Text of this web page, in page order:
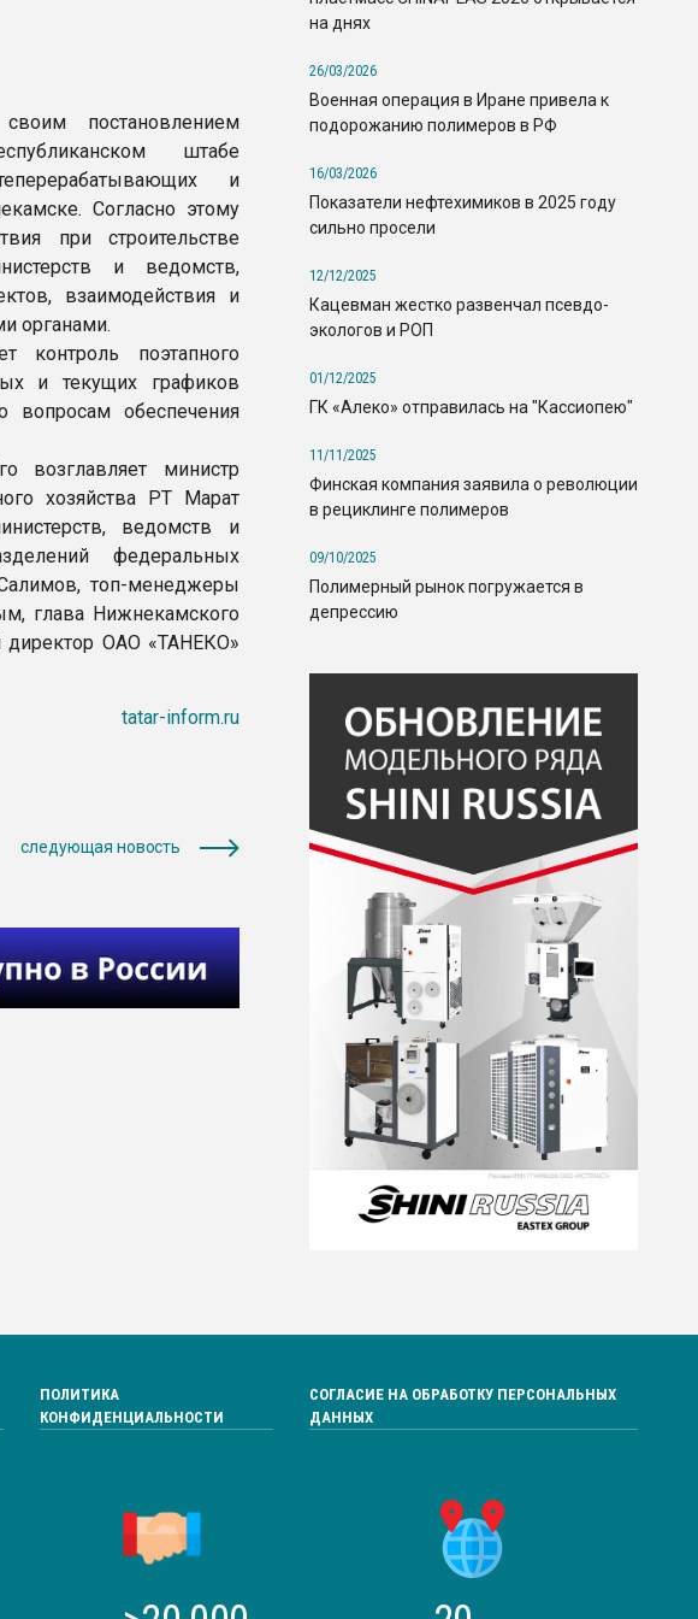
постановлением
штабе
и
Согласно этому
при строительстве
и ведомств,
взаимодействия и
органами.
контроль поэтапного
и текущих графиков
вопросам обеспечения
возглавляет министр
хозяйства РТ Марат
ведомств и
федеральных
топ-менеджеры
глава Нижнекамского
директор ОАО «ТАНЕКО»
tatar-inform.ru
следующая новость
на днях
26/03/2026
Военная операция в Иране привела к
подорожанию полимеров в РФ
16/03/2026
Показатели нефтехимиков в 2025 году
сильно просели
12/12/2025
Кацевман жестко развенчал псевдо-
экологов и РОП
01/12/2025
ГК «Алеко» отправилась на "Кассиопею"
11/11/2025
Финская компания заявила о революции
в рециклинге полимеров
09/10/2025
Полимерный рынок погружается в
депрессию
ПОЛИТИКА
КОНФИДЕНЦИАЛЬНОСТИ
СОГЛАСИЕ НА ОБРАБОТКУ ПЕРСОНАЛЬНЫХ
ДАННЫХ